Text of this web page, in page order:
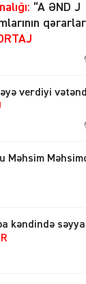
“A ƏND J
verdiyi
Məhsim
kəndində